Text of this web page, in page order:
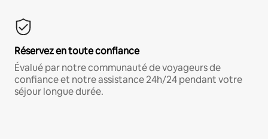
Réservez en toute confiance
Évalué par notre communauté de voyageurs de
confiance et notre assistance 24h/24 pendant votre
séjour longue durée.